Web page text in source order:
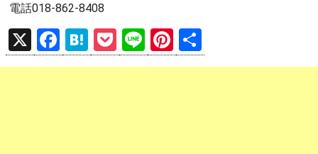
電話018-862-8408
X
F
a
H
at
P
o
Li
n
Pi
nt 有